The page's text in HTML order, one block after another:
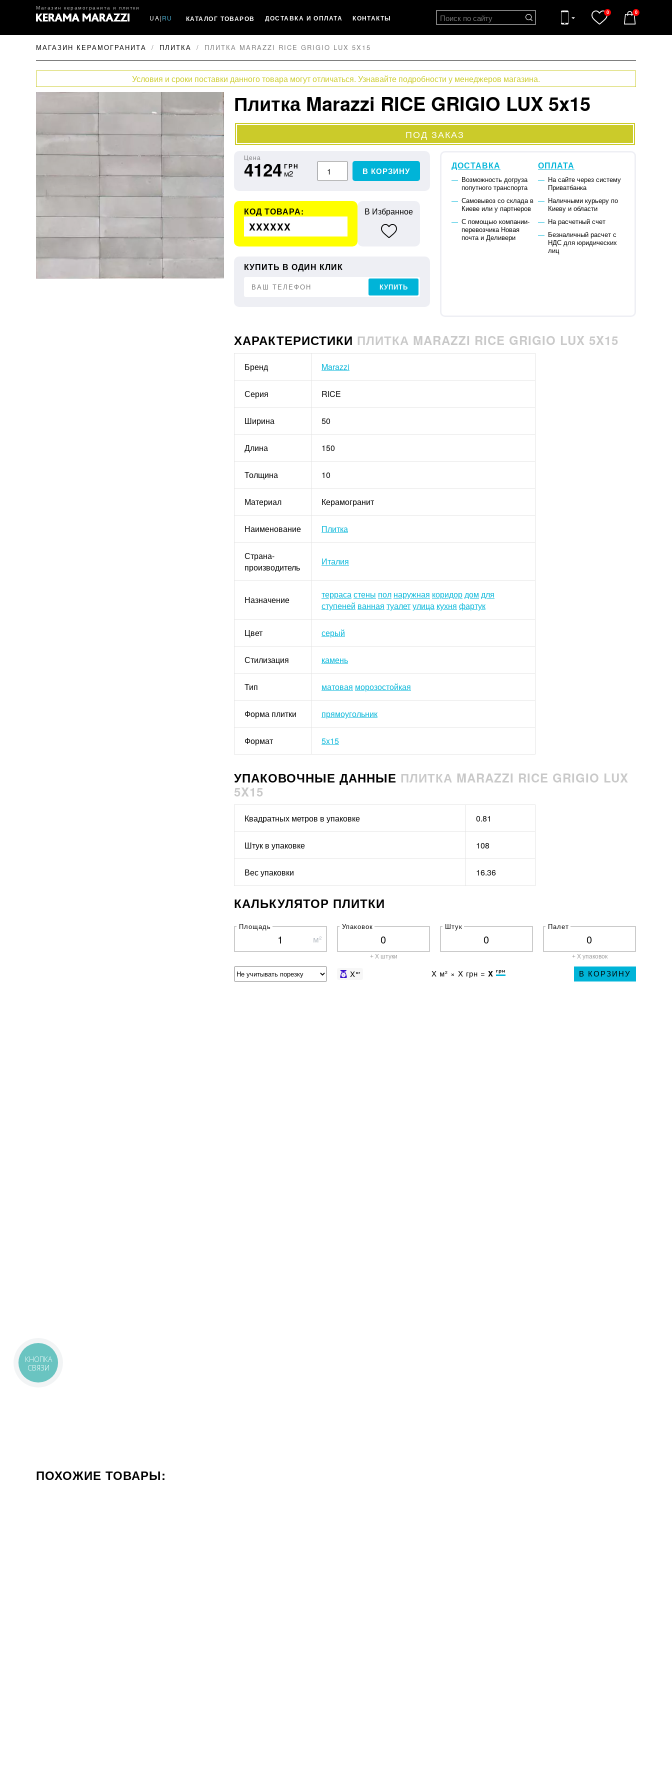
Магазин керамогранита и плитки
UA| RU КАТАЛОГ ТОВАРОВ ДОСТАВКА И ОПЛАТА КОНТАКТЫ
0 0
МАГАЗИН КЕРАМОГРАНИТА ПЛИТКА ПЛИТКА MARAZZI RICE GRIGIO LUX 5X15
Условия и сроки поставки данного товара могут отличаться. Узнавайте подробности у менеджеров магазина.
Плитка Marazzi RICE GRIGIO LUX 5x15
ПОД ЗАКАЗ
Цена
4124 ГРН
м2 В КОРЗИНУ
КОД ТОВАРА:
XXXXXX
В Избранное
КУПИТЬ В ОДИН КЛИК
КУПИТЬ
ДОСТАВКА
Возможность догруза
попутного транспорта
Самовывоз со склада в
Киеве или у партнеров
С помощью компании-
перевозчика Новая
почта и Деливери
ОПЛАТА
На сайте через систему
Приватбанка
Наличными курьеру по
Киеву и области
На расчетный счет
Безналичный расчет с
НДС для юридических
лиц
ХАРАКТЕРИСТИКИ ПЛИТКА MARAZZI RICE GRIGIO LUX 5X15
Бренд Marazzi
Серия RICE
Ширина 50
Длина 150
Толщина 10
Материал Керамогранит
Наименование Плитка
Страна-
производитель
Италия
Назначение террасастены пол наружная коридордом для
ступеней ванная туалетулица кухня фартук
Цвет серый
Стилизация камень
Тип матовая морозостойкая
Форма плитки прямоугольник
Формат 5x15
УПАКОВОЧНЫЕ ДАННЫЕ ПЛИТКА MARAZZI RICE GRIGIO LUX
5X15
Квадратных метров в упаковке 0.81
Штук в упаковке 108
Вес упаковки 16.36
КАЛЬКУЛЯТОР ПЛИТКИ
Площадь
м²
Упаковок
+ X штуки
Штук Палет
+ X упаковок
Xкг X м² × X грн = X грн В КОРЗИНУ
ПОХОЖИЕ ТОВАРЫ:
КНОПКА
СВЯЗИ